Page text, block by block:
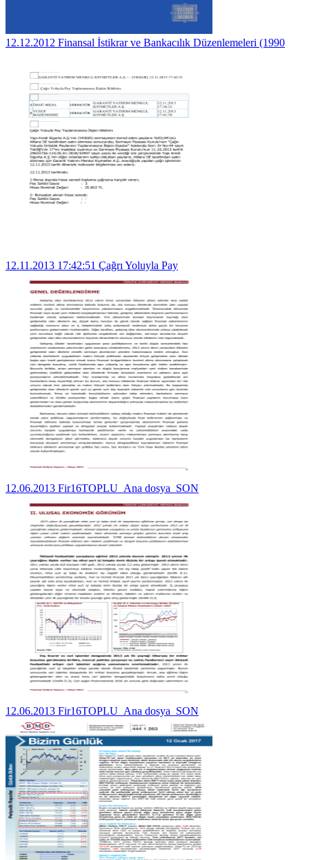
12.12.2012 Finansal İstikrar ve Bankacılık Düzenlemeleri (1990
12.11.2013 17:42:51 Çağrı Yoluyla Pay
12.06.2013 Fir16TOPLU_Ana dosya_SON
12.06.2013 Fir16TOPLU_Ana dosya_SON